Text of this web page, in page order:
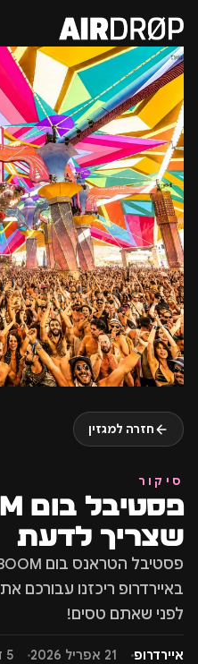
חזרה למגזין
סיקור
שצריך לדעת
באיירדרופ ריכזנו
לפני שאתם טסים!
איירדרופ 21 אפריל 2026 5 דקות קריאה
מה מחפשים?
פסטיבלים 🎶מועדונים
טיפ: אפשר להקליד שם אומן, עיר,